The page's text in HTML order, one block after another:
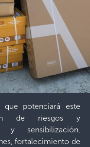
potenciará este
de riesgos y
y sensibilización,
fortalecimiento de